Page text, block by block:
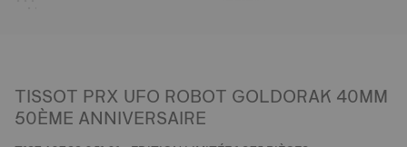
TISSOT PRX UFO ROBOT GOLDORAK 40MM
50ÈME ANNIVERSAIRE